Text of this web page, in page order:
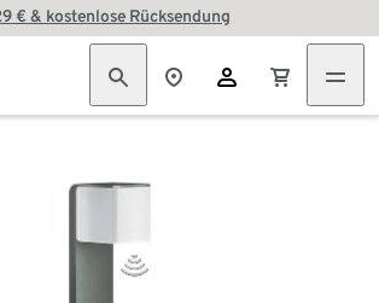
€ & kostenlose Rücksendung